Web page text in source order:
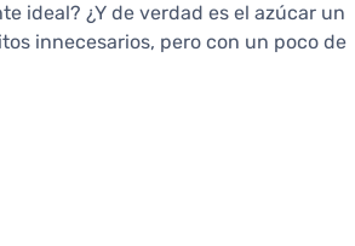
ideal? ¿Y de verdad es el azúcar un
innecesarios, pero con un poco de